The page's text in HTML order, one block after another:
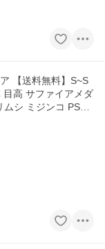
【送料無料】S~S
目高 サファイアメダ
シ ミジンコ PSB